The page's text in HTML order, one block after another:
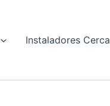
Instaladores Cerca